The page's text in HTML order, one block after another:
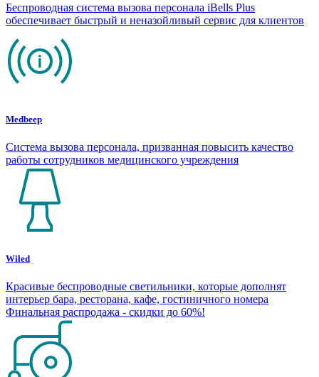
Беспроводная система вызова персонала iBells Plus
обеспечивает быстрый и неназойливый сервис для клиентов
Medbeep
Система вызова персонала, призванная повысить качество
работы сотрудников медицинского учреждения
Wiled
Красивые беспроводные светильники, которые дополнят
интерьер бара, ресторана, кафе, гостиничного номера
Финальная распродажа - скидки до 60%!